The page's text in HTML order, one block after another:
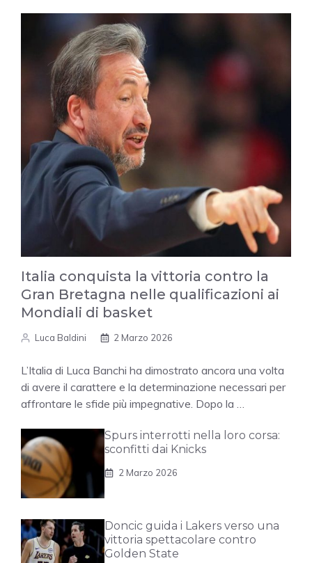
Italia conquista la vittoria contro la
Gran Bretagna nelle qualificazioni ai
Mondiali di basket
Luca Baldini 2 Marzo 2026
L’Italia di Luca Banchi ha dimostrato ancora una volta
di avere il carattere e la determinazione necessari per
affrontare le sfide più impegnative. Dopo la …
Spurs interrotti nella loro corsa:
sconfitti dai Knicks
2 Marzo 2026
Doncic guida i Lakers verso una
vittoria spettacolare contro
Golden State